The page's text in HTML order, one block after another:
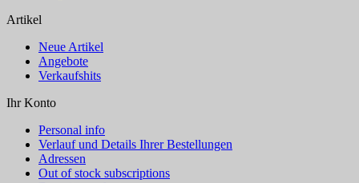
Artikel
Neue Artikel
Angebote
Verkaufshits
Ihr Konto
Personal info
Verlauf und Details Ihrer Bestellungen
Adressen
Out of stock subscriptions